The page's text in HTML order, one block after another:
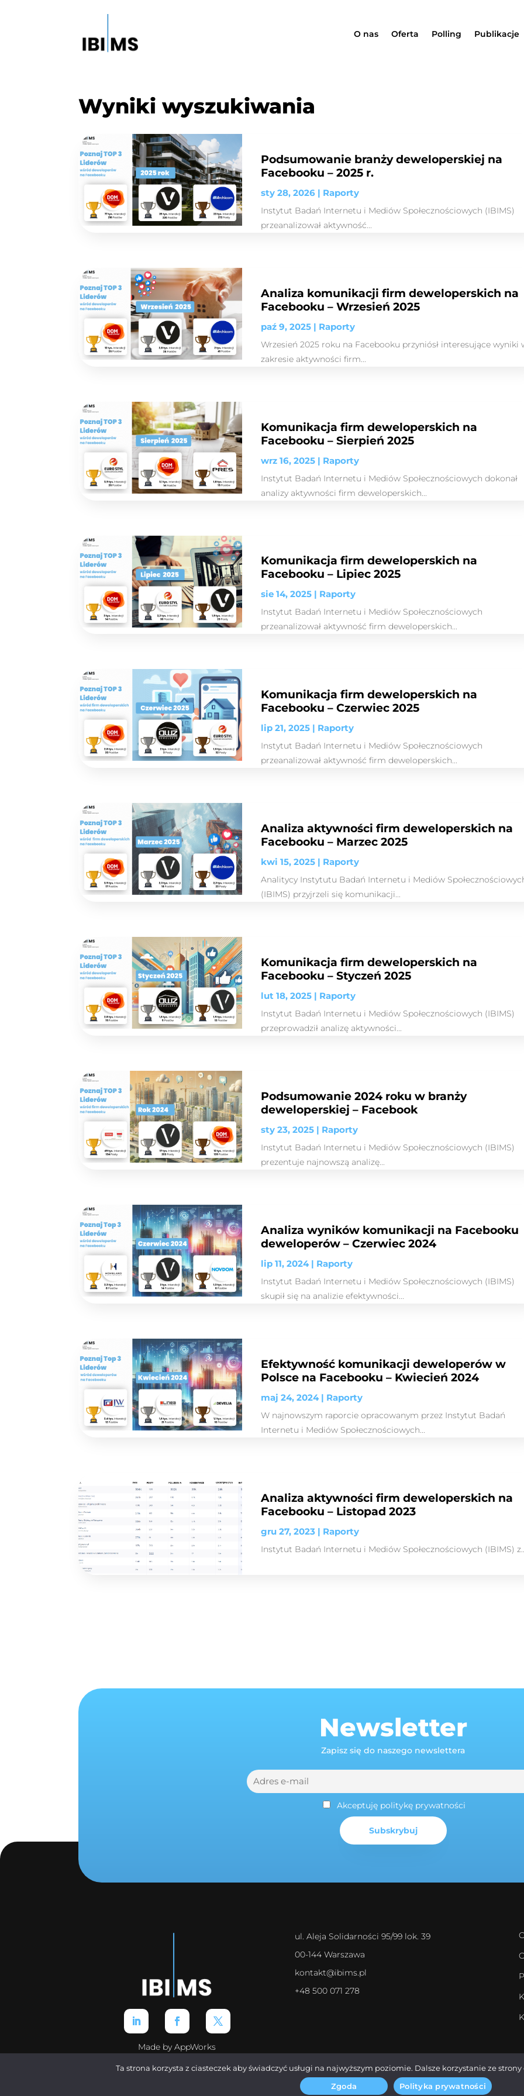
O nas Oferta Polling Publikacje
Wyniki wyszukiwania
Podsumowanie branży deweloperskiej na
Facebooku – 2025 r.
sty 28, 2026| Raporty
Instytut Badań Internetu i Mediów Społecznościowych (IBIMS)
przeanalizował aktywność...
Analiza komunikacji firm deweloperskich na
Facebooku – Wrzesień 2025
paź 9, 2025| Raporty
Wrzesień 2025 roku na Facebooku przyniósł interesujące wyniki
zakresie aktywności firm...
Komunikacja firm deweloperskich na
Facebooku – Sierpień 2025
wrz 16, 2025| Raporty
Instytut Badań Internetu i Mediów Społecznościowych dokonał
analizy aktywności firm deweloperskich...
Komunikacja firm deweloperskich na
Facebooku – Lipiec 2025
sie 14, 2025| Raporty
Instytut Badań Internetu i Mediów Społecznościowych
przeanalizował aktywność firm deweloperskich...
Komunikacja firm deweloperskich na
Facebooku – Czerwiec 2025
lip 21, 2025| Raporty
Instytut Badań Internetu i Mediów Społecznościowych
przeanalizował aktywność firm deweloperskich...
Analiza aktywności firm deweloperskich na
Facebooku – Marzec 2025
kwi 15, 2025| Raporty
Analitycy Instytutu Badań Internetu i Mediów
(IBIMS) przyjrzeli się komunikacji...
Komunikacja firm deweloperskich na
Facebooku – Styczeń 2025
lut 18, 2025| Raporty
Instytut Badań Internetu i Mediów Społecznościowych (IBIMS)
przeprowadził analizę aktywności...
Podsumowanie 2024 roku w branży
deweloperskiej – Facebook
sty 23, 2025| Raporty
Instytut Badań Internetu i Mediów Społecznościowych (IBIMS)
prezentuje najnowszą analizę...
Analiza wyników komunikacji na Facebooku
deweloperów – Czerwiec 2024
lip 11, 2024| Raporty
Instytut Badań Internetu i Mediów Społecznościowych (IBIMS)
skupił się na analizie efektywności...
Efektywność komunikacji deweloperów w
Polsce na Facebooku – Kwiecień 2024
maj 24, 2024| Raporty
W najnowszym raporcie opracowanym przez Instytut Badań
Internetu i Mediów Społecznościowych...
Analiza aktywności firm deweloperskich na
Facebooku – Listopad 2023
gru 27, 2023| Raporty
Instytut Badań Internetu i Mediów Społecznościowych (IBIMS)
Newsletter
Zapisz się do naszego newslettera
Akceptuję politykę prywatności
Made by AppWorks
ul. Aleja Solidarności 95/99 lok. 39
00-144 Warszawa
kontakt@ibims.pl
+48 500 071 278
Ta strona korzysta z ciasteczek aby świadczyć usługi na najwyższym poziomie. Dalsze korzystanie ze
Zgoda
Polityka prywatności